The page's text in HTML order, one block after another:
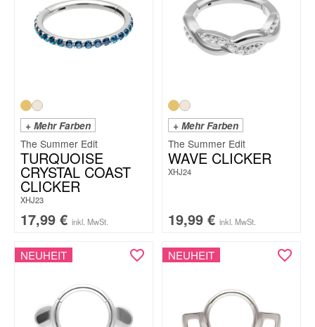
+ Mehr Farben
The Summer Edit
TURQUOISE
CRYSTAL COAST
CLICKER
XHJ23
17,99 € inkl. MwSt.
+ Mehr Farben
The Summer Edit
WAVE CLICKER
XHJ24
19,99 € inkl. MwSt.
NEUHEIT NEUHEIT